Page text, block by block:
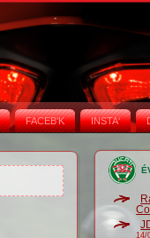
FACEB'K INSTA‘
14/